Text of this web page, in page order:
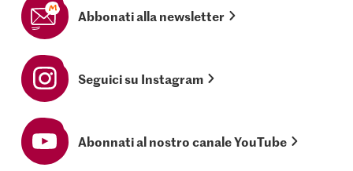
Abbonati alla newsletter
Seguici su Instagram
Abonnati al nostro canale YouTube